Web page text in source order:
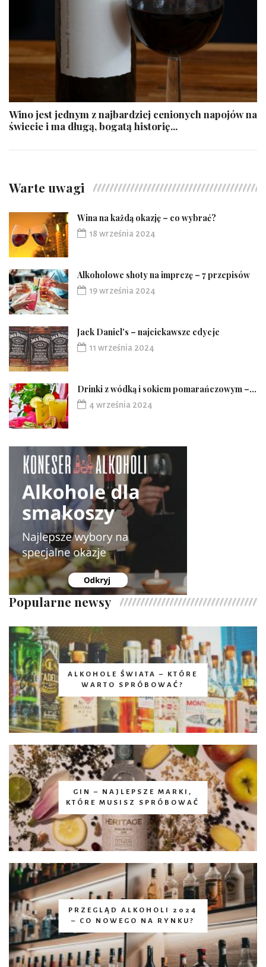
Wino jest jednym z najbardziej cenionych napojów na
świecie i ma długą, bogatą historię...
Warte uwagi
Wina na każdą okazję – co wybrać?
18 września 2024
Alkoholowe shoty na imprezę – 7 przepisów
19 września 2024
Jack Daniel's – najciekawsze edycje
11 września 2024
Drinki z wódką i sokiem pomarańczowym –...
4 września 2024
Popularne newsy
ALKOHOLE ŚWIATA – KTÓRE
WARTO SPRÓBOWAĆ?
GIN – NAJLEPSZE MARKI,
KTÓRE MUSISZ SPRÓBOWAĆ
PRZEGLĄD ALKOHOLI 2024
– CO NOWEGO NA RYNKU?